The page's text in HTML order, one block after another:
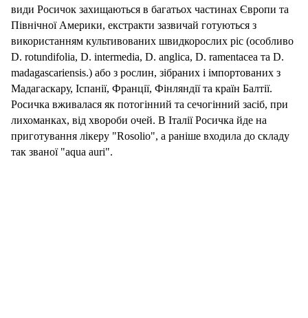
види Росичок захищаються в багатьох частинах Європи та
Північної Америки, екстракти зазвичай готуються з
використанням культивованих швидкорослих ріс (особливо
D. rotundifolia, D. intermedia, D. anglica, D. ramentacea та D.
madagascariensis.) або з рослин, зібраних і імпортованих з
Мадагаскару, Іспанії, Франції, Фінляндії та країн Балтії.
Росичка вживалася як потогінний та сечогінний засіб, при
лихоманках, від хвороби очей. В Італії Росичка йде на
приготування лікеру "Rosolio", a раніше входила до складу
так званої "aqua auri".